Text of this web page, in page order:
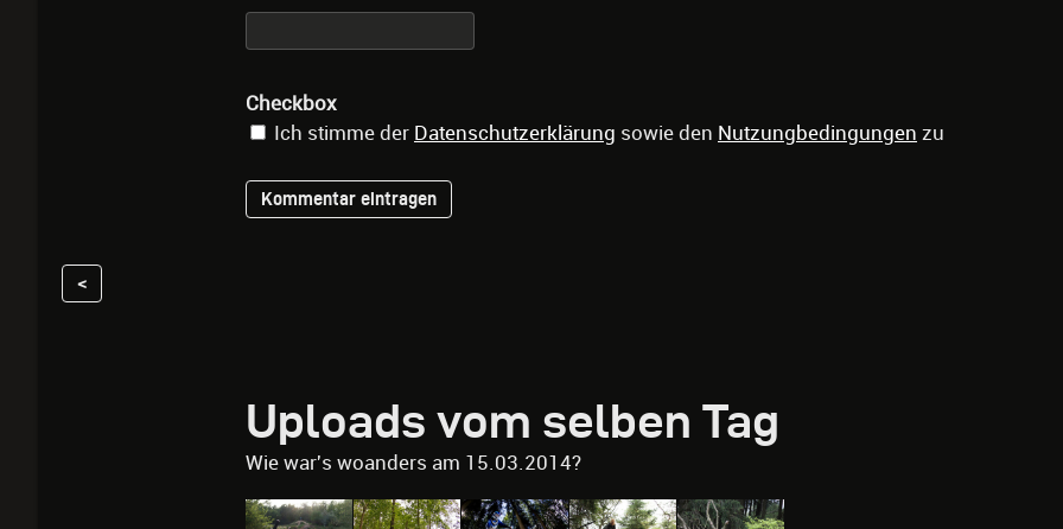
Checkbox
Ich stimme der Datenschutzerklärung sowie den Nutzungbedingungen zu
<
Uploads vom selben Tag
Wie war's woanders am 15.03.2014?